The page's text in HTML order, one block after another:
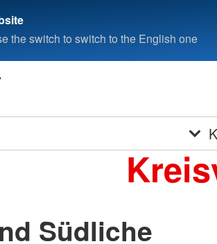
the switch to switch to the English one
Südliche